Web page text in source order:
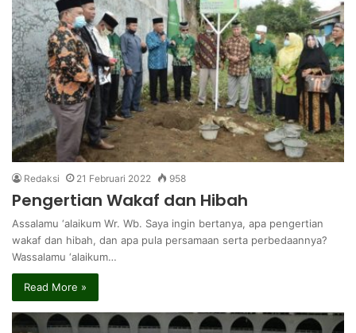
Redaksi 21 Februari 2022 958
Pengertian Wakaf dan Hibah
Assalamu ‘alaikum Wr. Wb. Saya ingin bertanya, apa pengertian
wakaf dan hibah, dan apa pula persamaan serta perbedaannya?
Wassalamu ‘alaikum…
Read More »